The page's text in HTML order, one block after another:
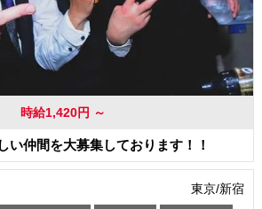
時給1,420円 ～
い仲間を大募集しております！！
東京/新宿